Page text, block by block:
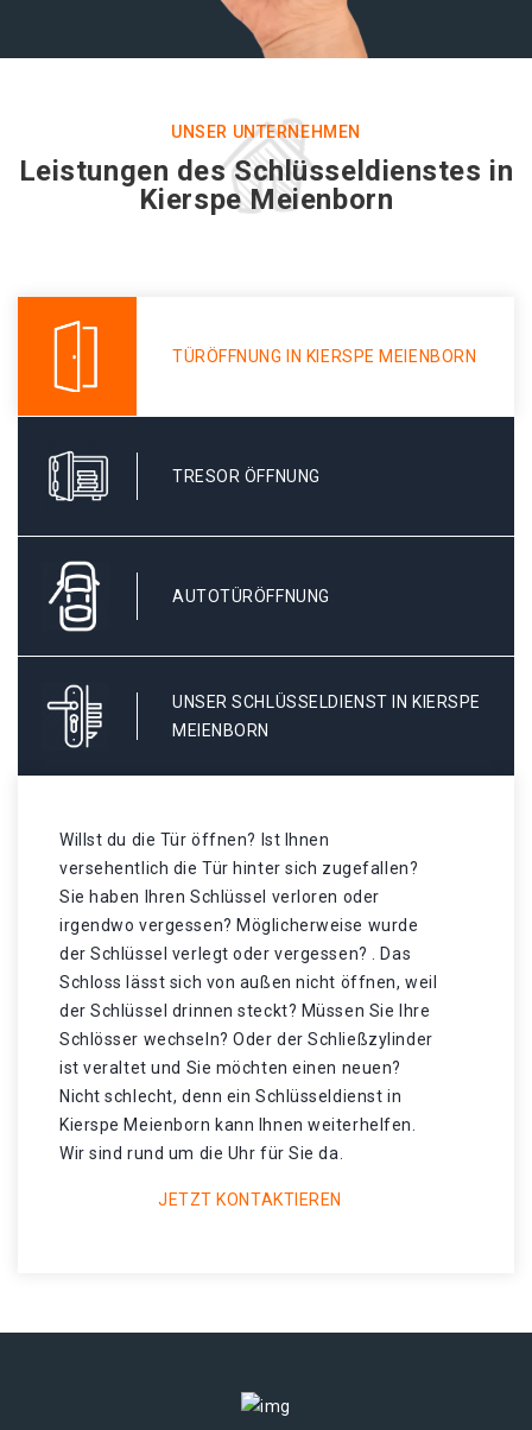
UNSER UNTERNEHMEN
Leistungen des Schlüsseldienstes in
Kierspe Meienborn
TÜRÖFFNUNG IN KIERSPE MEIENBORN
TRESOR ÖFFNUNG
AUTOTÜRÖFFNUNG
UNSER SCHLÜSSELDIENST IN KIERSPE
MEIENBORN
Willst du die Tür öffnen? Ist Ihnen
versehentlich die Tür hinter sich zugefallen?
Sie haben Ihren Schlüssel verloren oder
irgendwo vergessen? Möglicherweise wurde
der Schlüssel verlegt oder vergessen? . Das
Schloss lässt sich von außen nicht öffnen, weil
der Schlüssel drinnen steckt? Müssen Sie Ihre
Schlösser wechseln? Oder der Schließzylinder
ist veraltet und Sie möchten einen neuen?
Nicht schlecht, denn ein Schlüsseldienst in
Kierspe Meienborn kann Ihnen weiterhelfen.
Wir sind rund um die Uhr für Sie da.
JETZT KONTAKTIEREN